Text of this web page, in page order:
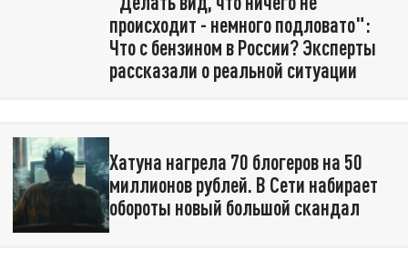
происходит - немного подловато":
Что с бензином в России? Эксперты
рассказали о реальной ситуации
Хатуна нагрела 70 блогеров на 50
миллионов рублей. В Сети набирает
обороты новый большой скандал